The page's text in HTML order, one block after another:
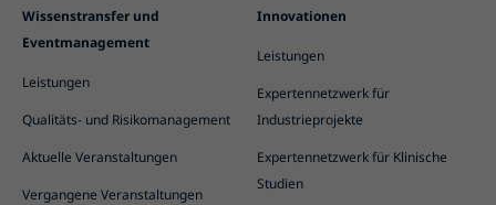
Wissenstransfer und
Eventmanagement
Leistungen
Qualitäts- und Risikomanagement
Aktuelle Veranstaltungen
Vergangene Veranstaltungen
Innovationen
Leistungen
Expertennetzwerk für
Industrieprojekte
Expertennetzwerk für Klinische
Studien